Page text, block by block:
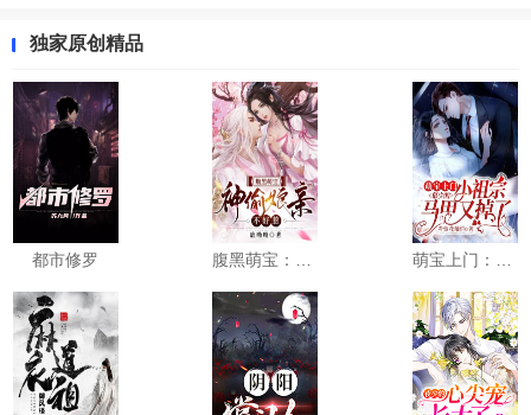
得。 只是一不小心撩过了头，惹上了病娇大反派，他
温柔地抚摸着冰冷的手铐，修长的手指挑起她的下
巴： “他们都死了，可以和我永远在一起了么？”
独家原创精品
都市修罗